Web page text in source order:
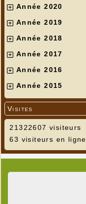
Année 2020
Année 2019
Année 2018
Année 2017
Année 2016
Année 2015
Visites
21322607 visiteurs
63 visiteurs en ligne